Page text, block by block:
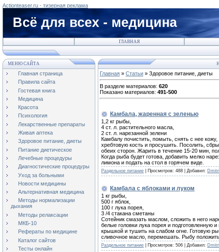
Actionteaser.ru - тизерная реклама
Всё для всех - медицина
ГЛАВНАЯ
МЕНЮ САЙТА
Главная страница
Правила сайта
Гостевая книга
Медицина
Красота
Психология
Лекарственные препараты
Живая аптека
Здоровое питание, диеты
Питание диетическое
Лечебные процедуры
Диагностические процедуры
Уход за больными
Новости медицины
Альтернативная медицина
Методы нормализации
дыхания
Методы релаксации
МКБ-10
Рефераты по медицине
Каталог сайтов
Тесты онлайн
Главная » Статьи » Здоровое питание, диеты
В разделе материалов: 620
Показано материалов: 491-500
Камбала, жаренная с зеленью
1,2 кг рыбы,
4 ст. л. растительного масла,
2 ст. л. нарезанной зелени
Камбалу почистить, помыть, снять с нее
хребтовую кость и просушить. Посолить,
обеих сторон. Жарить в течение 15-20 мин,
Когда рыба будет готова, добавить мелко
лимона и подать на стол в горячем виде.
Раздельное питание Просмотров: 488 Добавил:
Камбала с яблоками и луком
1 кг рыбы,
500 г яблок,
100 г лука порея,
3 /4 стакана сметаны
Сотейник смазать маслом, сложить в него
белые головки лука порея и подготовленную
крышкой и тушить на слабом огне. Готовую
сливочное масло, перемешать. Рыбу
Раздельное питание Просмотров: 506 Добавил: